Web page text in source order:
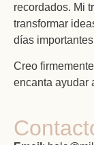
recordados. Mi
transformar
días
Creo
encanta ayudar